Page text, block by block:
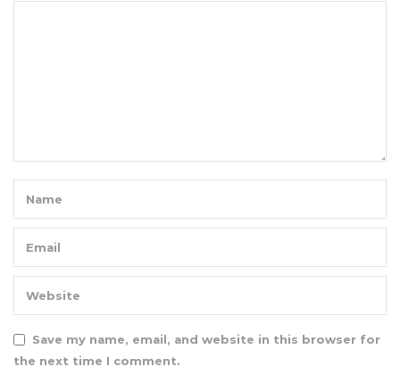
Save my name, email, and website in this browser for
the next time I comment.